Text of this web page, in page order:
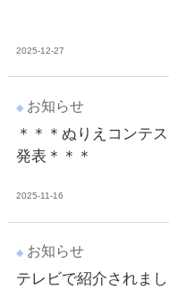
2025-12-27
お知らせ
＊＊＊ぬりえコンテ
発表＊＊＊
2025-11-16
お知らせ
テレビで紹介されまし